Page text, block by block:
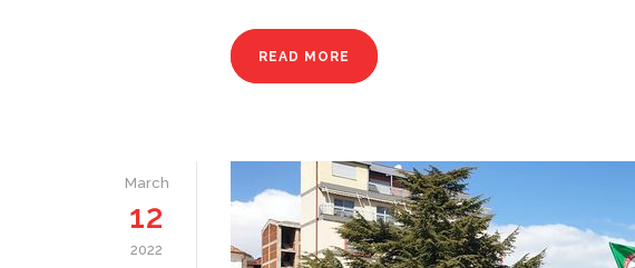
READ MORE
March
12
2022